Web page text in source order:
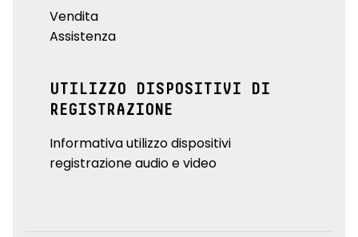
Vendita
Assistenza
UTILIZZO DISPOSITIVI DI
REGISTRAZIONE
Informativa utilizzo dispositivi
registrazione audio e video